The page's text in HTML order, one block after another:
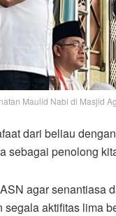
Maulid Nabi di Masjid
dari beliau
penolong
agar senantiasa
aktifitas lima